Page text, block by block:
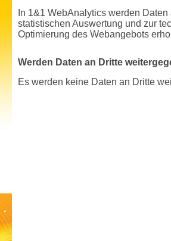
In 1&1 WebAnalytics werden
statistischen Auswertung und zur
Optimierung des Webangebots
Werden Daten an Dritte
Es werden keine Daten an Dritte